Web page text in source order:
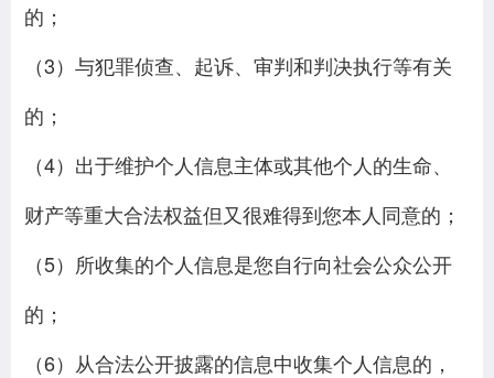
的；
（3）与犯罪侦查、起诉、审判和判决执行等有关
的；
（4）出于维护个人信息主体或其他个人的生命、
财产等重大合法权益但又很难得到您本人同意的；
（5）所收集的个人信息是您自行向社会公众公开
的；
（6）从合法公开披露的信息中收集个人信息的，